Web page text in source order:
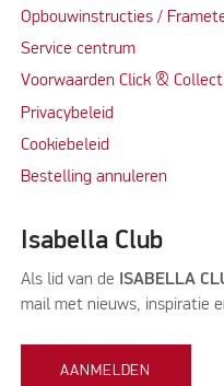
Opbouwinstructies /
Service centrum
Voorwaarden Click & Collect
Privacybeleid
Cookiebeleid
Bestelling annuleren
Isabella Club
Als lid van de ISABELLA
mail met nieuws, inspiratie
AANMELDEN